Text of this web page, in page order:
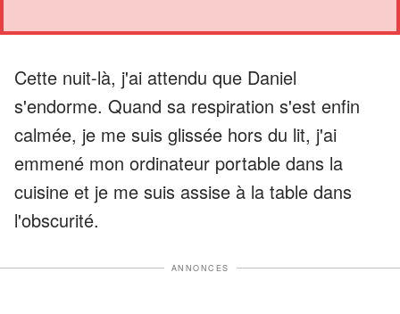
Cette nuit-là, j'ai attendu que Daniel
s'endorme. Quand sa respiration s'est enfin
calmée, je me suis glissée hors du lit, j'ai
emmené mon ordinateur portable dans la
cuisine et je me suis assise à la table dans
l'obscurité.
ANNONCES